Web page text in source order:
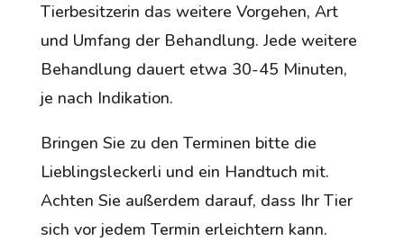
Tierbesitzerin das weitere Vorgehen, Art
und Umfang der Behandlung. Jede weitere
Behandlung dauert etwa 30-45 Minuten,
je nach Indikation.
Bringen Sie zu den Terminen bitte die
Lieblingsleckerli und ein Handtuch mit.
Achten Sie außerdem darauf, dass Ihr Tier
sich vor jedem Termin erleichtern kann.